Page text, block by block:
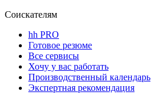
Соискателям
hh PRO
Готовое резюме
Все сервисы
Хочу у вас работать
Производственный календарь
Экспертная рекомендация